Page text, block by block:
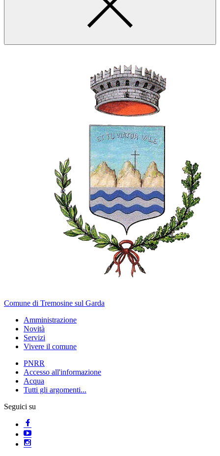
Comune di Tremosine sul Garda
Amministrazione
Novità
Servizi
Vivere il comune
PNRR
Accesso all'informazione
Acqua
Tutti gli argomenti...
Seguici su